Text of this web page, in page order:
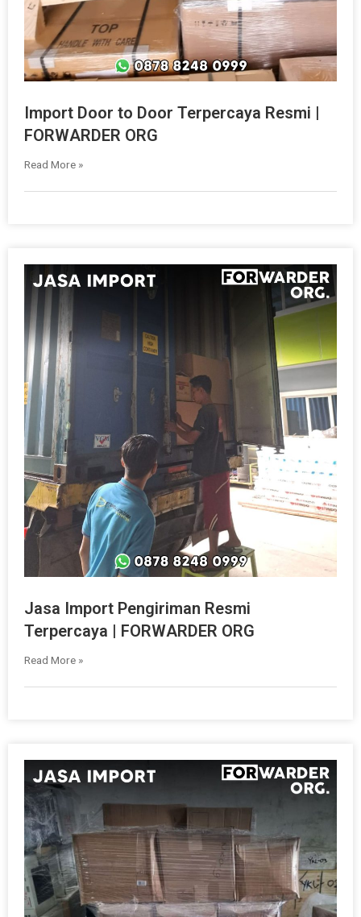
Import Door to Door Terpercaya Resmi |
FORWARDER ORG
Read More »
Jasa Import Pengiriman Resmi
Terpercaya | FORWARDER ORG
Read More »